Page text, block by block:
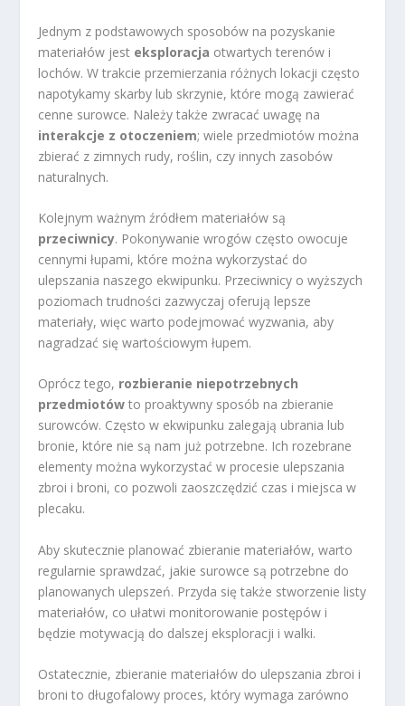
Jednym z podstawowych sposobów na pozyskanie
materiałów jest eksploracja otwartych terenów i
lochów. W trakcie przemierzania różnych lokacji często
napotykamy skarby lub skrzynie, które mogą zawierać
cenne surowce. Należy także zwracać uwagę na
interakcje z otoczeniem; wiele przedmiotów można
zbierać z zimnych rudy, roślin, czy innych zasobów
naturalnych.
Kolejnym ważnym źródłem materiałów są
przeciwnicy. Pokonywanie wrogów często owocuje
cennymi łupami, które można wykorzystać do
ulepszania naszego ekwipunku. Przeciwnicy o wyższych
poziomach trudności zazwyczaj oferują lepsze
materiały, więc warto podejmować wyzwania, aby
nagradzać się wartościowym łupem.
Oprócz tego, rozbieranie niepotrzebnych
przedmiotów to proaktywny sposób na zbieranie
surowców. Często w ekwipunku zalegają ubrania lub
bronie, które nie są nam już potrzebne. Ich rozebrane
elementy można wykorzystać w procesie ulepszania
zbroi i broni, co pozwoli zaoszczędzić czas i miejsca w
plecaku.
Aby skutecznie planować zbieranie materiałów, warto
regularnie sprawdzać, jakie surowce są potrzebne do
planowanych ulepszeń. Przyda się także stworzenie listy
materiałów, co ułatwi monitorowanie postępów i
będzie motywacją do dalszej eksploracji i walki.
Ostatecznie, zbieranie materiałów do ulepszania zbroi i
broni to długofalowy proces, który wymaga zarówno